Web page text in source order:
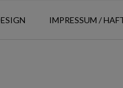
IMPRESSUM /